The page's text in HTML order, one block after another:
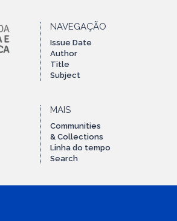
NAVEGAÇÃO
Issue Date
Author
Title
Subject
MAIS
Communities
& Collections
Linha do tempo
Search